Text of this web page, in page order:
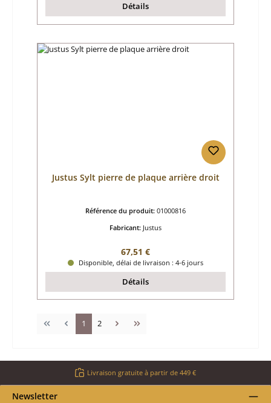
Détails
Justus Sylt pierre de plaque arrière droit
Référence du produit: 01000816
Fabricant: Justus
Prix régulier :
67,51 €
Disponible, délai de livraison : 4-6 jours
Détails
Page
1 Page
2
Livraison gratuite à partir de 449 €
Newsletter